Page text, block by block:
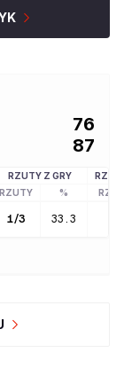
76
87
RZUTY Z GRY
RZUTY %
1/3 33.3